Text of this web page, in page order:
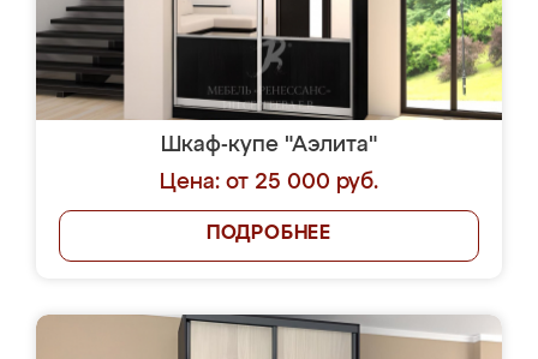
Шкаф-купе "Аэлита"
Цена: от 25 000 руб.
ПОДРОБНЕЕ